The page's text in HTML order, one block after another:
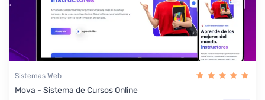
Sistemas Web
Mova - Sistema de Cursos Online